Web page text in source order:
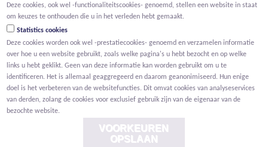
Deze cookies, ook wel -functionaliteitscookies- genoemd, stellen een website in staat
om keuzes te onthouden die u in het verleden hebt gemaakt.
Statistics cookies
Deze cookies worden ook wel -prestatiecookies- genoemd en verzamelen informatie
over hoe u een website gebruikt, zoals welke pagina's u hebt bezocht en op welke
links u hebt geklikt. Geen van deze informatie kan worden gebruikt om u te
identificeren. Het is allemaal geaggregeerd en daarom geanonimiseerd. Hun enige
doel is het verbeteren van de websitefuncties. Dit omvat cookies van analyseservices
van derden, zolang de cookies voor exclusief gebruik zijn van de eigenaar van de
bezochte website.
VOORKEUREN
OPSLAAN